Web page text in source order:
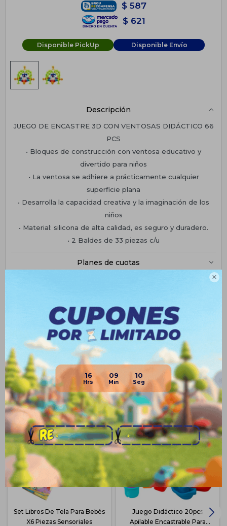

16 09 10
$ 587
$ 621
Disponible PickUp Disponible Envío
Descripción
JUEGO DE ENCASTRE 3D CON VENTOSAS DIDÁCTICO 66
PCS
• Bloques de construcción con ventosa educativo y
divertido para niños
• La ventosa se adhiere a prácticamente cualquier
superficie plana
• Desarrolla la capacidad creativa y la imaginación de los
niños
• Material: silicona de alta calidad, es seguro y duradero.
• 2 Baldes de 33 piezas c/u
Planes de cuotas
Medios de pago
Productos que te pueden interesar
Set Libros De Tela Para Bebés
X6 Piezas Sensoriales
Juego Didáctico 20pcs
Apilable Encastrable Para